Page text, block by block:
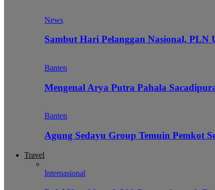
News
Sambut Hari Pelanggan Nasional, PLN
Banten
Mengenal Arya Putra Pahala
Banten
Agung Sedayu Group Temuin Pemkot
Travel
Internasional